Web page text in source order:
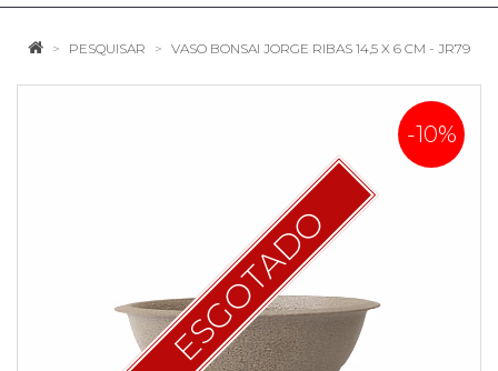
PESQUISAR VASO BONSAI JORGE RIBAS 14,5 X 6 CM - JR79
ESGOTADO
-10%